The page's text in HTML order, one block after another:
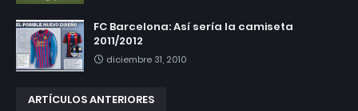
FC Barcelona: Así sería la camiseta
2011/2012
diciembre 31, 2010
ARTÍCULOS ANTERIORES